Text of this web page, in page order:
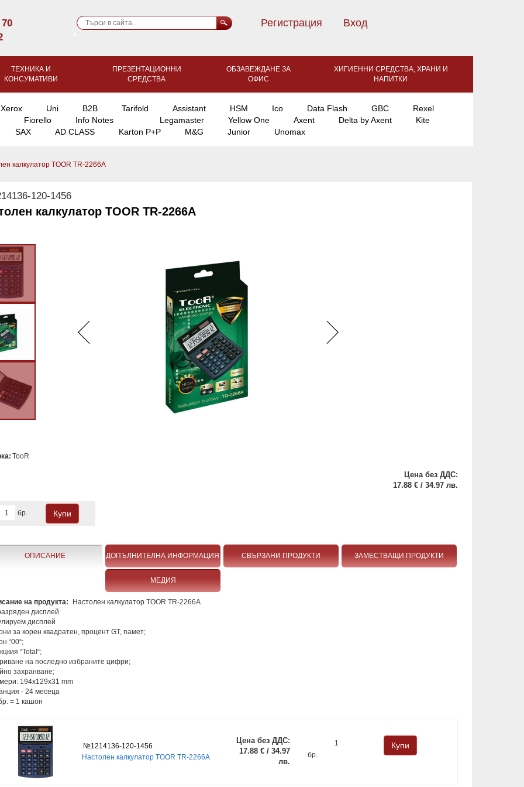
Регистрация Вход
ТЕХНИКА И
КОНСУМАТИВИ
ПРЕЗЕНТАЦИОННИ
СРЕДСТВА
ОБЗАВЕЖДАНЕ ЗА
ОФИС
ХИГИЕННИ СРЕДСТВА, ХРАНИ И
НАПИТКИ
Xerox Uni B2B Tarifold Assistant HSM Ico Data Flash GBC
Rexel
Fiorello
Info Notes Legamaster Yellow One Axent Delta by Axent
Kite
SAX
AD CLASS Karton P+P M&G Junior Unomax
калкулатор TOOR TR-2266A
120-1456
калкулатор TOOR TR-2266A
TooR
Цена без ДДС:
17.88 € / 34.97 лв.
бр.
ОПИСАНИЕ ДОПЪЛНИТЕЛНА ИНФОРМАЦИЯ СВЪРЗАНИ ПРОДУКТИ ЗАМЕСТВАЩИ ПРОДУКТИ
МЕДИЯ
на продукта:
Настолен калкулатор TOOR TR-2266A
дисплей
дисплей
за корен квадратен, процент GT, памет;
“00“;
“Total“;
на последно избраните цифри;
захранване;
194x129x31 mm
- 24 месеца
= 1 кашон
№1214136-120-1456
Настолен калкулатор TOOR TR-2266A
Цена без ДДС:
17.88 € / 34.97
лв.
бр.